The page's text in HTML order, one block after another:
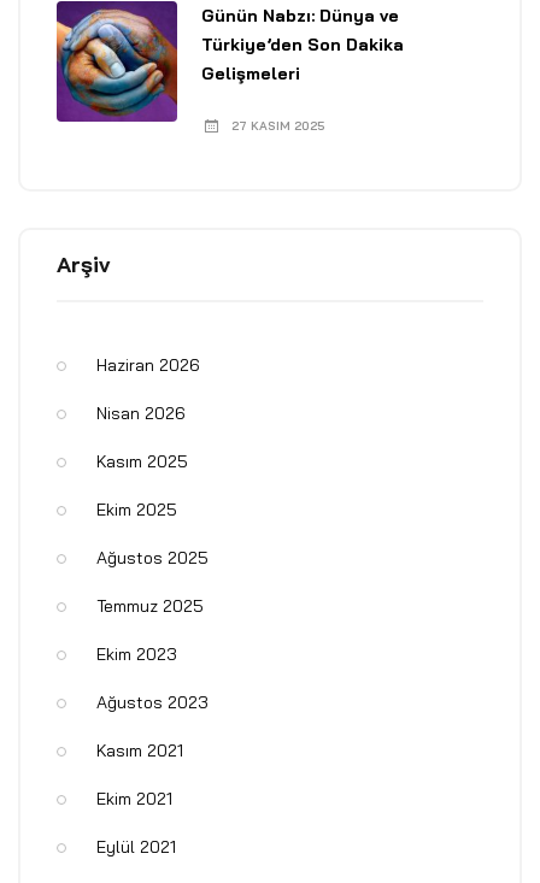
Günün Nabzı: Dünya ve
Türkiye’den Son Dakika
Gelişmeleri
27 KASIM 2025
Arşiv
Haziran 2026
Nisan 2026
Kasım 2025
Ekim 2025
Ağustos 2025
Temmuz 2025
Ekim 2023
Ağustos 2023
Kasım 2021
Ekim 2021
Eylül 2021